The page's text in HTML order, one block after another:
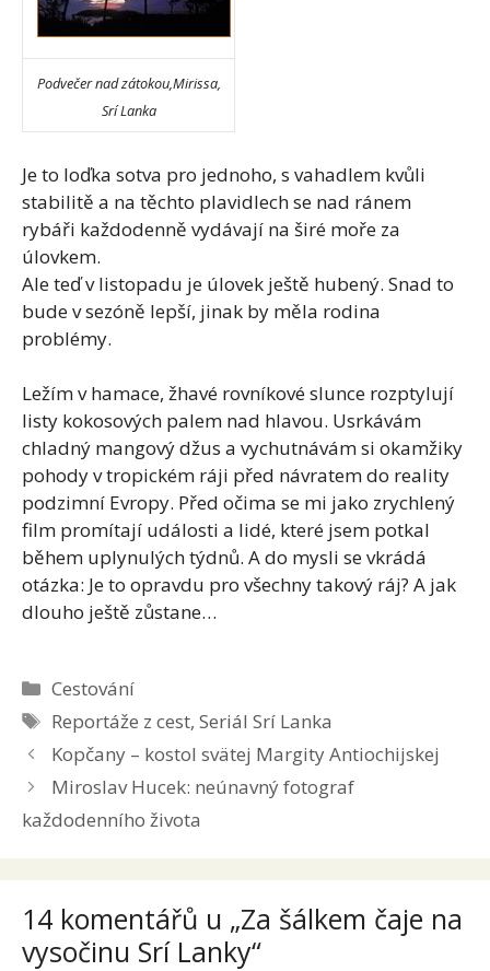
Podvečer nad zátokou,Mirissa,
Srí Lanka
Je to loďka sotva pro jednoho, s vahadlem kvůli
stabilitě a na těchto plavidlech se nad ránem
rybáři každodenně vydávají na širé moře za
úlovkem.
Ale teď v listopadu je úlovek ještě hubený. Snad to
bude v sezóně lepší, jinak by měla rodina
problémy.
Ležím v hamace, žhavé rovníkové slunce rozptylují
listy kokosových palem nad hlavou. Usrkávám
chladný mangový džus a vychutnávám si okamžiky
pohody v tropickém ráji před návratem do reality
podzimní Evropy. Před očima se mi jako zrychlený
film promítají události a lidé, které jsem potkal
během uplynulých týdnů. A do mysli se vkrádá
otázka: Je to opravdu pro všechny takový ráj? A jak
dlouho ještě zůstane…
Rubriky
Cestování
Štítky
Reportáže z cest,Seriál Srí Lanka
Kopčany – kostol svätej Margity Antiochijskej
Miroslav Hucek: neúnavný fotograf
každodenního života
14 komentářů u „Za šálkem čaje na
vysočinu Srí Lanky“